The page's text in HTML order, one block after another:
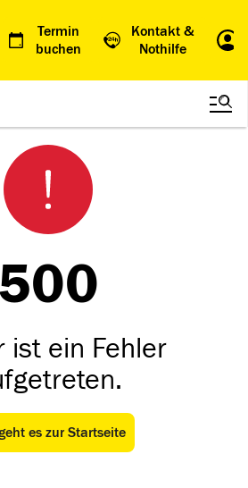
Termin
buchen
Kontakt &
Nothilfe
500
ist ein Fehler
es zur Startseite